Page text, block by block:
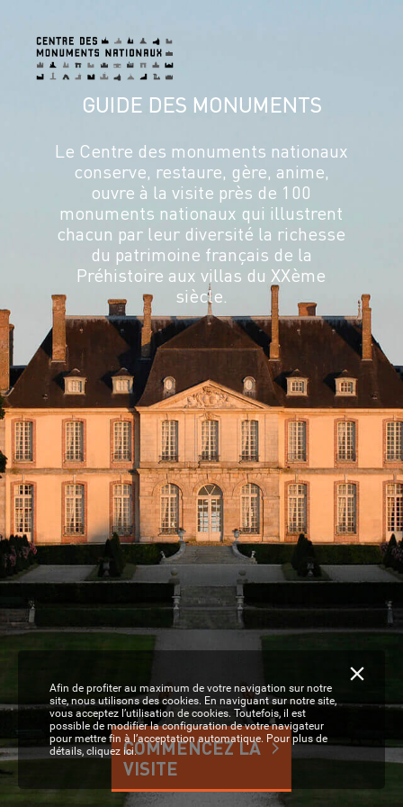
cherchez un espace de caractère pour un
événement ? LeCentre des monuments nationauxvous
accueille
soirées, repas d’affaires,
séminaires,
réunions,
lancements produits, animationsdansun
lieu prestigieux etunique.
vénements professionnels
NOS
VISITES
PRIVÉES
ZOOMSUR
En heures
d’ouverture profitez d’une
visite exclusive plus
réseau.
Afin de profiter au maximum de votre navigation sur notre
site, nous utilisons des cookies. En naviguant sur notre site,
vous acceptez l’utilisation de cookies. Toutefois, il est
possible de modifier la configuration de votre navigateur
pour mettre fin à l’acceptation automatique. Pour plus de
détails, cliquez ici.